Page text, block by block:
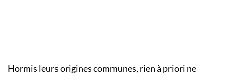
Hormis leurs origines communes, rien à priori ne